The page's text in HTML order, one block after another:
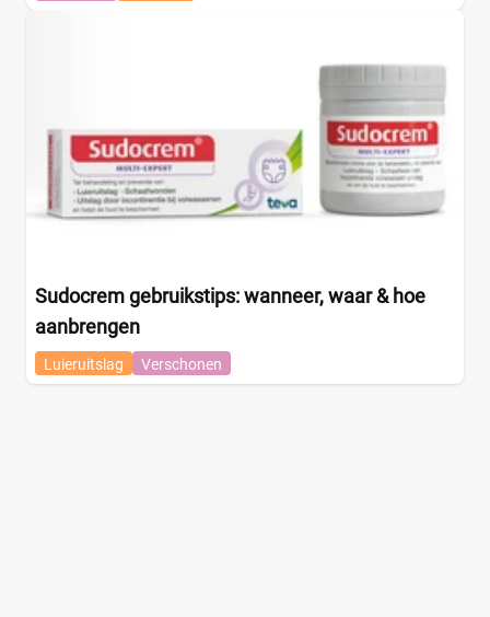
Sudocrem gebruikstips: wanneer, waar & hoe
aanbrengen
Luieruitslag Verschonen